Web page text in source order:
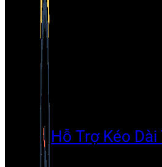
Hỗ Trợ Kéo Dài